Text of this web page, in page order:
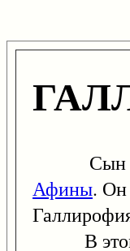
Сын
Афины. Он
В этом